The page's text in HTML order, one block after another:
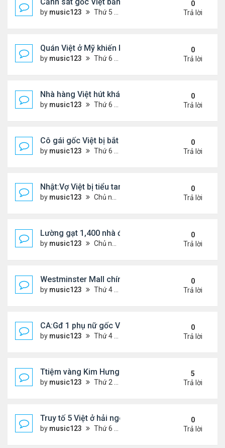
by music123 Thứ 5 Tháng 11 13, 2025 2:21 pm
0
Trả lời
Quán Việt ở Mỹ khiến khách đặt hàng trước cả
by music123 Thứ 6 Tháng 11 07, 2025 7:42 pm
0
Trả lời
Nhà hàng Việt hút khách ở Đức
by music123 Thứ 6 Tháng 11 07, 2025 7:38 pm
0
Trả lời
Cô gái gốc Việt bị bắt sau vụ xả súng ..
by music123 Thứ 6 Tháng 11 07, 2025 7:33 pm
0
Trả lời
Nhật:Vợ Việt bị tiểu tam sát hại thê thảm
by music123 Chủ nhật Tháng 11 02, 2025 6:36 pm
0
Trả lời
Lường gạt 1,400 nhà đầu tư, 2 ông bà gốc Việt ở
by music123 Chủ nhật Tháng 11 02, 2025 6:27 pm
0
Trả lời
Westminster Mall chính thức đóng cửa
by music123 Thứ 4 Tháng 10 22, 2025 6:55 pm
0
Trả lời
CA:Gđ 1 phụ nữ gốc Việt tử vong tại nhà riêng
by music123 Thứ 4 Tháng 10 22, 2025 5:05 pm
0
Trả lời
Ttiệm vàng Kim Hưng phẫn uất sau vụ cướp
by music123 Thứ 2 Tháng 9 08, 2025 11:54 am
5
Trả lời
Truy tố 5 Việt ở hải ngoại chống chính quyền nhân
by music123 Thứ 6 Tháng 10 03, 2025 6:23 pm
0
Trả lời